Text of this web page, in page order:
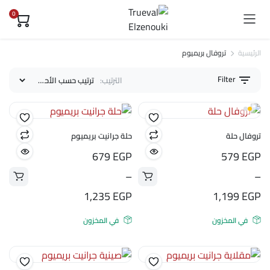
0
الرئيسية تروفال بريميوم
الترتيب:
تروفال حلة
579EGP
–
1,199EGP
نطاق
السعر:
من
⁦579 EGP⁩
في المخزون
حلة جرانيت بريميوم
679EGP
–
1,235EGP
نطاق
السعر:
من
⁦679 EGP⁩
في المخزون